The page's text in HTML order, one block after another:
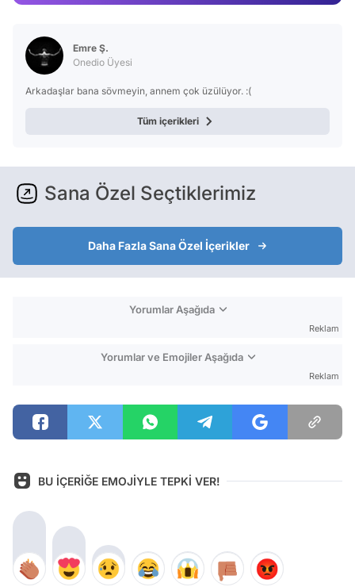
Emre Ş.
Onedio Üyesi
Arkadaşlar bana sövmeyin, annem çok üzülüyor. :(
Tüm içerikleri
Sana Özel Seçtiklerimiz
Daha Fazla Sana Özel İçerikler
Yorumlar Aşağıda
Reklam
Yorumlar ve Emojiler Aşağıda
Reklam
BU İÇERİĞE EMOJİYLE TEPKİ VER!